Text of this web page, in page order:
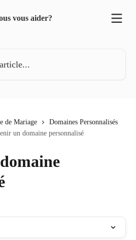
de Mariage
Domaines Personnalisés
un domaine personnalisé